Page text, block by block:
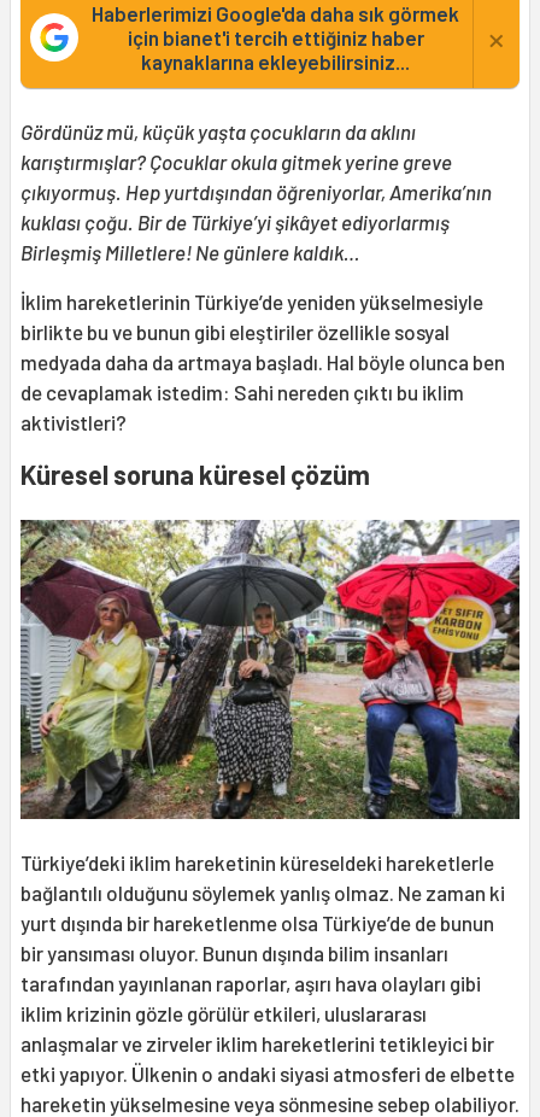
Haberlerimizi Google'da daha sık görmek
için bianet'i tercih ettiğiniz haber
kaynaklarına ekleyebilirsiniz...
×
Gördünüz mü, küçük yaşta çocukların da aklını
karıştırmışlar? Çocuklar okula gitmek yerine greve
çıkıyormuş. Hep yurtdışından öğreniyorlar, Amerika’nın
kuklası çoğu. Bir de Türkiye’yi şikâyet ediyorlarmış
Birleşmiş Milletlere! Ne günlere kaldık…
İklim hareketlerinin Türkiye’de yeniden yükselmesiyle
birlikte bu ve bunun gibi eleştiriler özellikle sosyal
medyada daha da artmaya başladı. Hal böyle olunca ben
de cevaplamak istedim: Sahi nereden çıktı bu iklim
aktivistleri?
Küresel soruna küresel çözüm
Türkiye’deki iklim hareketinin küreseldeki hareketlerle
bağlantılı olduğunu söylemek yanlış olmaz. Ne zaman ki
yurt dışında bir hareketlenme olsa Türkiye’de de bunun
bir yansıması oluyor. Bunun dışında bilim insanları
tarafından yayınlanan raporlar, aşırı hava olayları gibi
iklim krizinin gözle görülür etkileri, uluslararası
anlaşmalar ve zirveler iklim hareketlerini tetikleyici bir
etki yapıyor. Ülkenin o andaki siyasi atmosferi de elbette
hareketin yükselmesine veya sönmesine sebep olabiliyor.